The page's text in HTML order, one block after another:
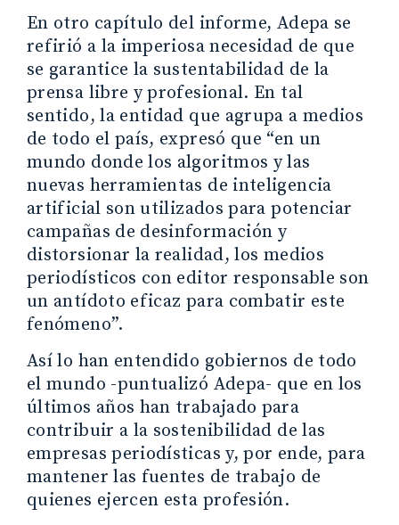
En otro capítulo del informe, Adepa se
refirió a la imperiosa necesidad de que
se garantice la sustentabilidad de la
prensa libre y profesional. En tal
sentido, la entidad que agrupa a medios
de todo el país, expresó que “en un
mundo donde los algoritmos y las
nuevas herramientas de inteligencia
artificial son utilizados para potenciar
campañas de desinformación y
distorsionar la realidad, los medios
periodísticos con editor responsable son
un antídoto eficaz para combatir este
fenómeno”.
Así lo han entendido gobiernos de todo
el mundo -puntualizó Adepa- que en los
últimos años han trabajado para
contribuir a la sostenibilidad de las
empresas periodísticas y, por ende, para
mantener las fuentes de trabajo de
quienes ejercen esta profesión.